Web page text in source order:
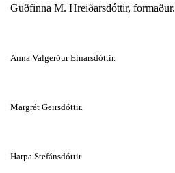
Guðfinna M. Hreiðarsdóttir, formaður.
Anna Valgerður Einarsdóttir.
Margrét Geirsdóttir.
Harpa Stefánsdóttir